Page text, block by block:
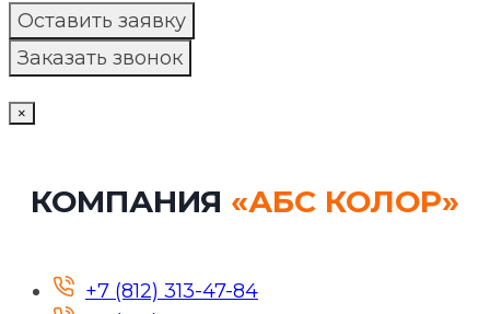
×
КОМПАНИЯ «АБС КОЛОР»
+7 (812) 313-47-84